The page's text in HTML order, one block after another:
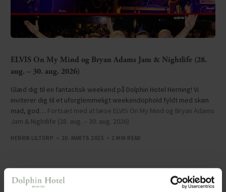
ELVIS On My Mind og Bryan Adams Jam & Nightlife (28.
aug. – 30. aug. 2026)
Glæd dig til en fantastisk weekend på Dolphin Hotel Herning! Vi
inviterer dig til et uforglemmeligt weekendophold fyldt med skøn
mad, god… Fortsæt med at læse ELVIS On My Mind og Bryan Adams
Jam & Nightlife (28. aug. – 30. aug. 2026)
HENRIK LILTORP 20. MARTS 2025 2 MIN READ